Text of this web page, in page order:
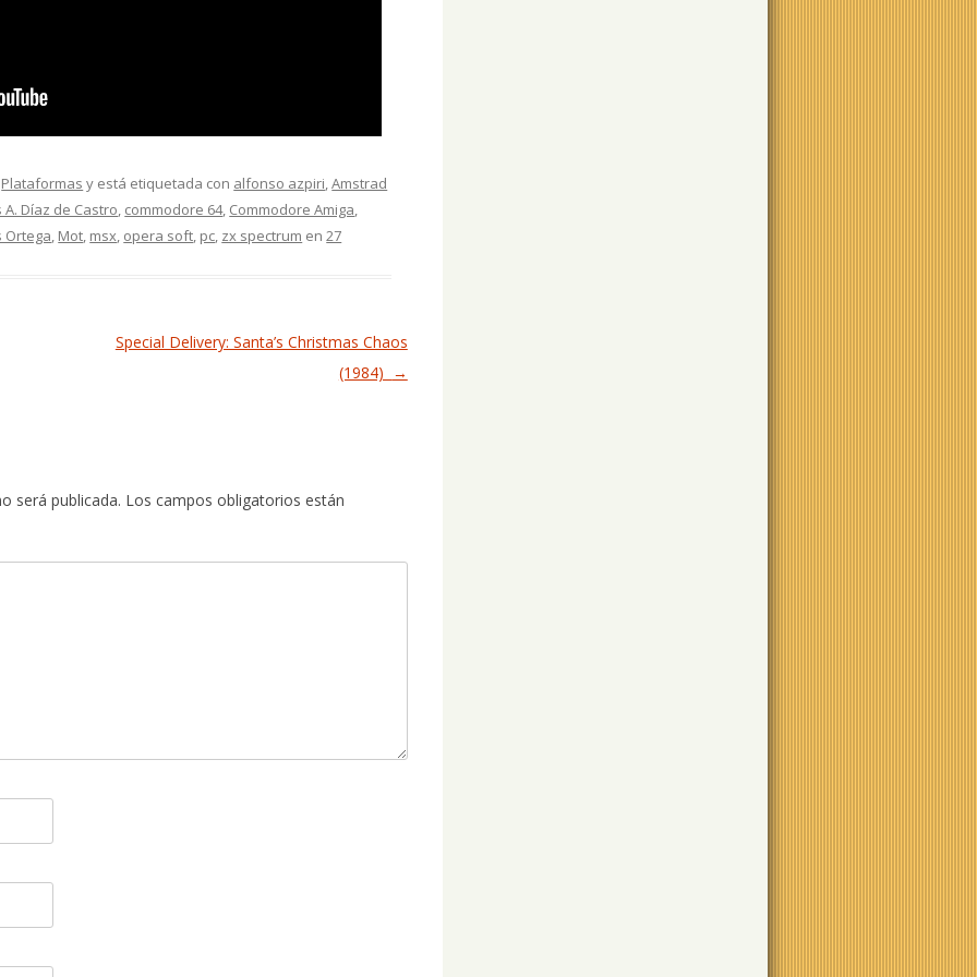
Plataformas y está etiquetada con alfonso azpiri,Amstrad
A. Díaz de Castro, commodore 64, Commodore Amiga,
Ortega, Mot, msx, opera soft, pc, zx spectrum en27
Special Delivery: Santa’s Christmas Chaos
(1984) →
será publicada. Los campos obligatorios están